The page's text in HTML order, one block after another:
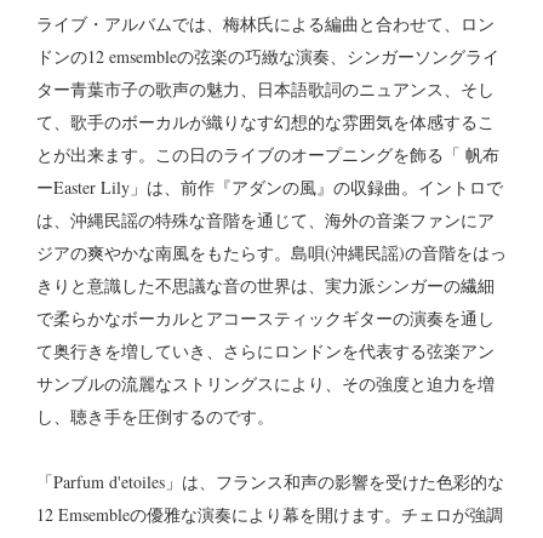
ライブ・アルバムでは、梅林氏による編曲と合わせて、ロン
ドンの12 emsembleの弦楽の巧緻な演奏、シンガーソングライ
ター青葉市子の歌声の魅力、日本語歌詞のニュアンス、そし
て、歌手のボーカルが織りなす幻想的な雰囲気を体感するこ
とが出来ます。この日のライブのオープニングを飾る「 帆布
ーEaster Lily」は、前作『アダンの風』の収録曲。イントロで
は、沖縄民謡の特殊な音階を通じて、海外の音楽ファンにア
ジアの爽やかな南風をもたらす。島唄(沖縄民謡)の音階をはっ
きりと意識した不思議な音の世界は、実力派シンガーの繊細
で柔らかなボーカルとアコースティックギターの演奏を通し
て奥行きを増していき、さらにロンドンを代表する弦楽アン
サンブルの流麗なストリングスにより、その強度と迫力を増
し、聴き手を圧倒するのです。
「Parfum d'etoiles」は、フランス和声の影響を受けた色彩的な
12 Emsembleの優雅な演奏により幕を開けます。チェロが強調